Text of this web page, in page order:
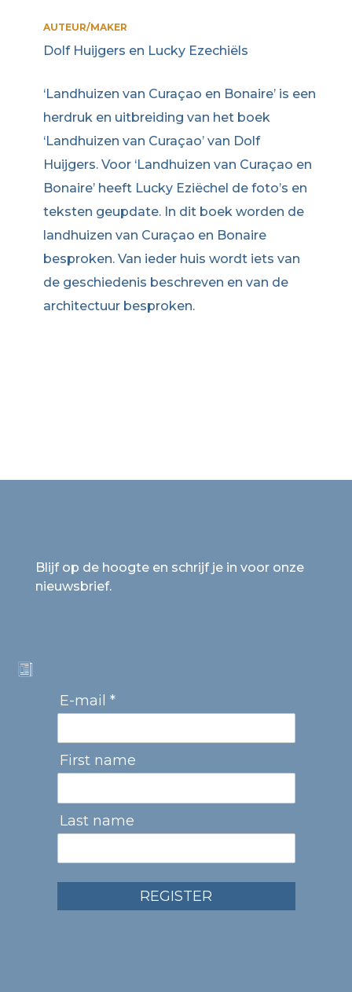
AUTEUR/MAKER
Dolf Huijgers en Lucky Ezechiëls
‘Landhuizen van Curaçao en Bonaire’ is een
herdruk en uitbreiding van het boek
‘Landhuizen van Curaçao’ van Dolf
Huijgers. Voor ‘Landhuizen van Curaçao en
Bonaire’ heeft Lucky Eziëchel de foto’s en
teksten geupdate. In dit boek worden de
landhuizen van Curaçao en Bonaire
besproken. Van ieder huis wordt iets van
de geschiedenis beschreven en van de
architectuur besproken.
Blijf op de hoogte en schrijf je in voor onze
nieuwsbrief.
E-mail *
First name
Last name
REGISTER